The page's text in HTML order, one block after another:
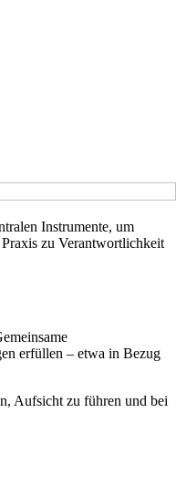
Instrumente, um
zu Verantwortlichkeit
erfüllen – etwa in Bezug
Aufsicht zu führen und bei